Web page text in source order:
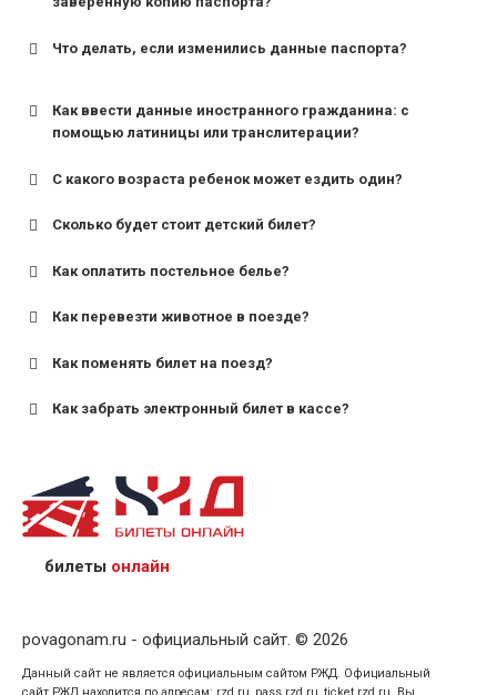
Что делать, если изменились данные паспорта?
Как ввести данные иностранного гражданина: с
помощью латиницы или транслитерации?
С какого возраста ребенок может ездить один?
для поездов дальнего следования — от 10 лет и
для пригородных поездов — от 7 лет.
Сколько будет стоит детский билет?
Как оплатить постельное белье?
Как перевезти животное в поезде?
Как поменять билет на поезд?
Как забрать электронный билет в кассе?
назвав кассиру 14-значный номер заказа;
предъявив удостоверение личности пассажира, на
кого оформлен билет.
билеты онлайн
povagonam.ru - официальный сайт. © 2026
Данный сайт не является официальным сайтом РЖД. Официальный